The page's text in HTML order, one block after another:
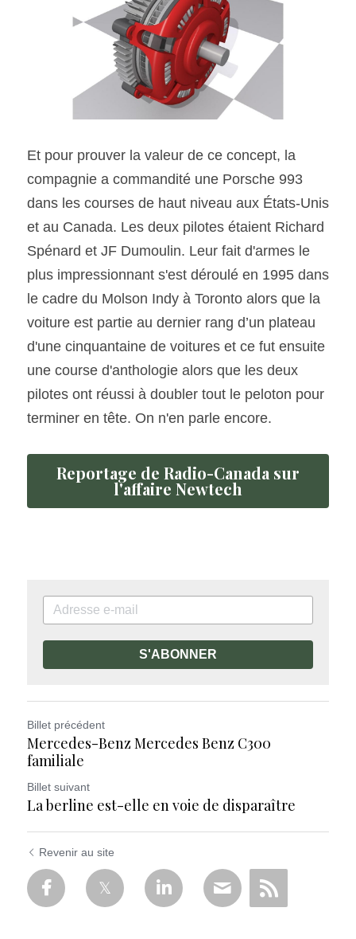
Et pour prouver la valeur de ce concept, la
compagnie a commandité une Porsche 993
dans les courses de haut niveau aux États-Unis
et au Canada. Les deux pilotes étaient Richard
Spénard et JF Dumoulin. Leur fait d'armes le
plus impressionnant s'est déroulé en 1995 dans
le cadre du Molson Indy à Toronto alors que la
voiture est partie au dernier rang d’un plateau
d'une cinquantaine de voitures et ce fut ensuite
une course d'anthologie alors que les deux
pilotes ont réussi à doubler tout le peloton pour
terminer en tête. On n'en parle encore.
Reportage de Radio-Canada sur
l'affaire Newtech
S'ABONNER
Billet précédent
Mercedes-Benz Mercedes Benz C300
familiale
Billet suivant
La berline est-elle en voie de disparaître
Revenir au site